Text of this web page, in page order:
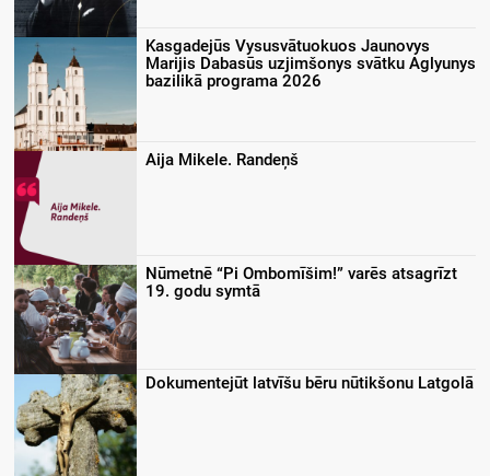
Kasgadejūs Vysusvātuokuos Jaunovys
Marijis Dabasūs uzjimšonys svātku Aglyunys
bazilikā programa 2026
Aija Mikele. Randeņš
Nūmetnē “Pi Ombomīšim!” varēs atsagrīzt
19. godu symtā
Dokumentejūt latvīšu bēru nūtikšonu Latgolā